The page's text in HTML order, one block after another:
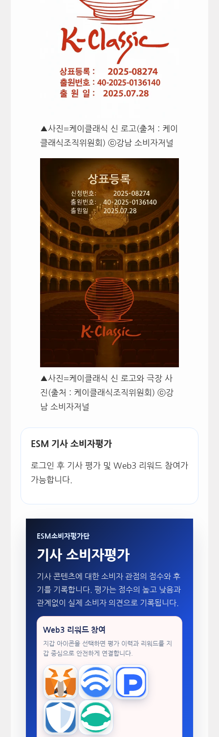
▲사진=케이클래식 신 로고(출처 : 케이
클래식조직위원회) ⓒ강남 소비자저널
▲사진=케이클래식 신 로고와 극장 사
진(출처 : 케이클래식조직위원회) ⓒ강
남 소비자저널
ESM 기사 소비자평가
로그인 후 기사 평가 및 Web3 리워드 참여가
가능합니다.
ESM소비자평가단
기사 소비자평가
기사 콘텐츠에 대한 소비자 관점의 점수와 후
기를 기록합니다. 평가는 점수의 높고 낮음과
관계없이 실제 소비자 의견으로 기록됩니다.
Web3 리워드 참여
지갑 아이콘을 선택하면 평가 이력과 리워드를 지
갑 중심으로 안전하게 연결합니다.
MetaMask WalletConnectTokenPocket
Trust Wallet imToken